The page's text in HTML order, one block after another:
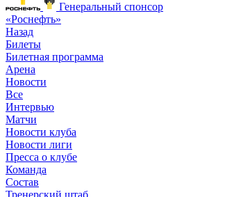
Генеральный спонсор
«Роснефть»
Назад
Билеты
Билетная программа
Арена
Новости
Все
Интервью
Матчи
Новости клуба
Новости лиги
Пресса о клубе
Команда
Состав